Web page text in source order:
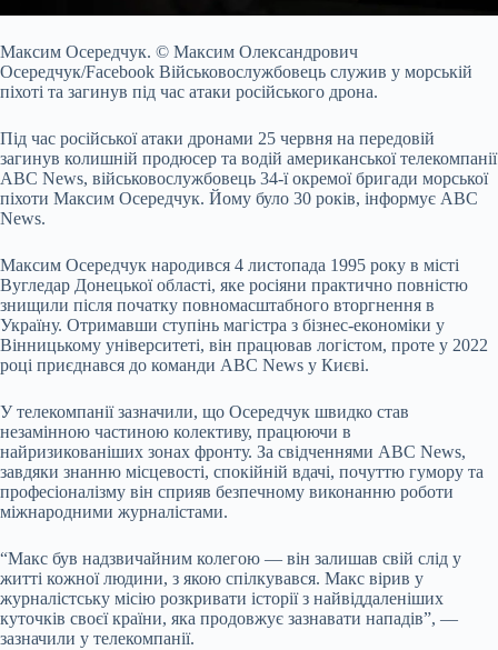
Максим Осередчук. © Максим Олександрович
Осередчук/Facebook Військовослужбовець служив у морській
піхоті та загинув під час атаки російського дрона.
Під час російськоїатаки дронами 25 червня на передовій
загинув колишній продюсер та водій американської телекомпанії
ABC News, військовослужбовець 34-ї окремої бригади морської
піхоти Максим Осередчук. Йому було 30 років, інформує ABC
News.
Максим Осередчук народився 4 листопада 1995 року в місті
Вугледар Донецької області, яке росіяни практично повністю
знищили після початку повномасштабного вторгнення в
Україну. Отримавши ступінь магістра з бізнес-економіки у
Вінницькому університеті, він працював логістом, проте у 2022
році приєднався до команди ABC News у Києві.
У телекомпанії зазначили, що Осередчук швидко став
незамінною частиною колективу, працюючи в
найризикованіших зонах фронту. За свідченнями ABC News,
завдяки знанню місцевості, спокійній вдачі, почуттю гумору та
професіоналізму він сприяв безпечному виконанню роботи
міжнародними журналістами.
“Макс був надзвичайним колегою — він залишав свій слід у
житті кожної людини, з якою спілкувався. Макс вірив у
журналістську місію розкривати історії з найвіддаленіших
куточків своєї країни, яка продовжує зазнавати нападів”, —
зазначили у телекомпанії.